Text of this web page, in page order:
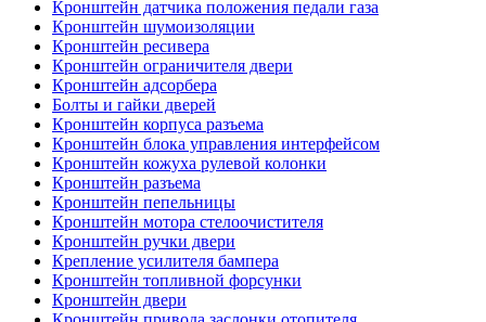
Кронштейн датчика положения педали газа
Кронштейн шумоизоляции
Кронштейн ресивера
Кронштейн ограничителя двери
Кронштейн адсорбера
Болты и гайки дверей
Кронштейн корпуса разъема
Кронштейн блока управления интерфейсом
Кронштейн кожуха рулевой колонки
Кронштейн разъема
Кронштейн пепельницы
Кронштейн мотора стелоочистителя
Кронштейн ручки двери
Крепление усилителя бампера
Кронштейн топливной форсунки
Кронштейн двери